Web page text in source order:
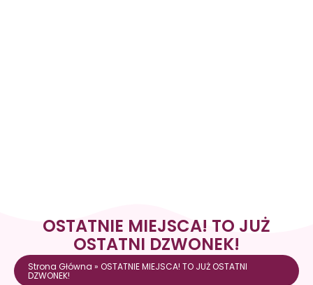
OSTATNIE MIEJSCA! TO JUŻ
OSTATNI DZWONEK!
Strona Główna » OSTATNIE MIEJSCA! TO JUŻ OSTATNI
DZWONEK!